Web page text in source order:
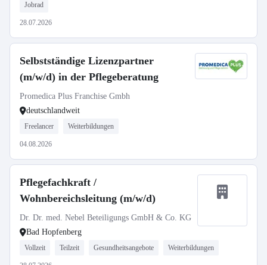
Jobrad
28.07.2026
Selbstständige Lizenzpartner
(m/w/d) in der Pflegeberatung
Promedica Plus Franchise Gmbh
deutschlandweit
Freelancer Weiterbildungen
04.08.2026
Pflegefachkraft /
Wohnbereichsleitung (m/w/d)
Dr. Dr. med. Nebel Beteiligungs GmbH & Co. KG
Bad Hopfenberg
Vollzeit Teilzeit Gesundheitsangebote Weiterbildungen